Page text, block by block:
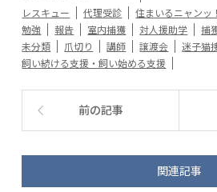
レスキュー 代理受診 住まいるニャンッ！
勉強
報告 室内捕獲 対人援助学 捕
未分類
爪切り 講師 譲渡会 迷子猫
飼い続ける支援・飼い始める支援
前の記事
関連記事